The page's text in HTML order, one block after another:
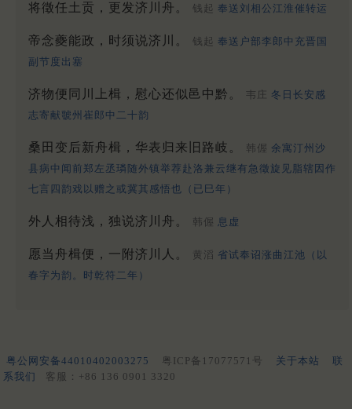
将徵任土贡，更发济川舟。 钱起 奉送刘相公江淮催转运
帝念夔能政，时须说济川。 钱起 奉送户部李郎中充晋国
副节度出塞
济物便同川上楫，慰心还似邑中黔。 韦庄 冬日长安感
志寄献虢州崔郎中二十韵
桑田变后新舟楫，华表归来旧路岐。 韩偓 余寓汀州沙
县病中闻前郑左丞璘随外镇举荐赴洛兼云继有急徵旋见脂辖因作
七言四韵戏以赠之或冀其感悟也（已巳年）
外人相待浅，独说济川舟。 韩偓 息虚
愿当舟楫便，一附济川人。 黄滔 省试奉诏涨曲江池（以
春字为韵。时乾符二年）
粤公网安备44010402003275 粤ICP备17077571号 关于本站
联
系我们
客服：+86 136 0901 3320